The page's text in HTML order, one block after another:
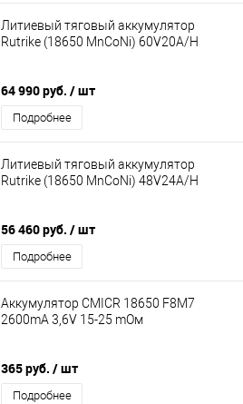
Литиевый тяговый аккумулятор
Rutrike (18650 MnCoNi) 60V20A/H
64 990 руб. / шт
Подробнее
Литиевый тяговый аккумулятор
Rutrike (18650 MnCoNi) 48V24A/H
56 460 руб. / шт
Подробнее
Аккумулятор CMICR 18650 F8M7
2600mA 3,6V 15-25 mОм
365 руб. / шт
Подробнее